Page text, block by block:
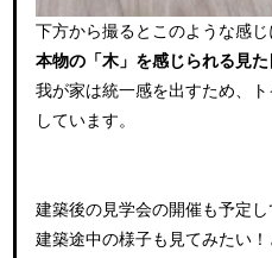
下方から撮るとこのような感じ
本物の「木」を感じられる見た
我が家は統一感を出すため、
しています。
建築後の見学会の開催も予定し
建築途中の様子も見てみたい